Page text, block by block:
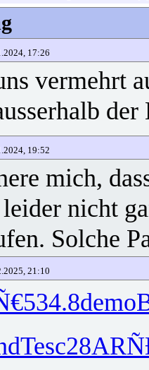
17:26
vermehrt
19:52
mich,
nicht
Solche
21:10
534.8demo
Tesc28AR